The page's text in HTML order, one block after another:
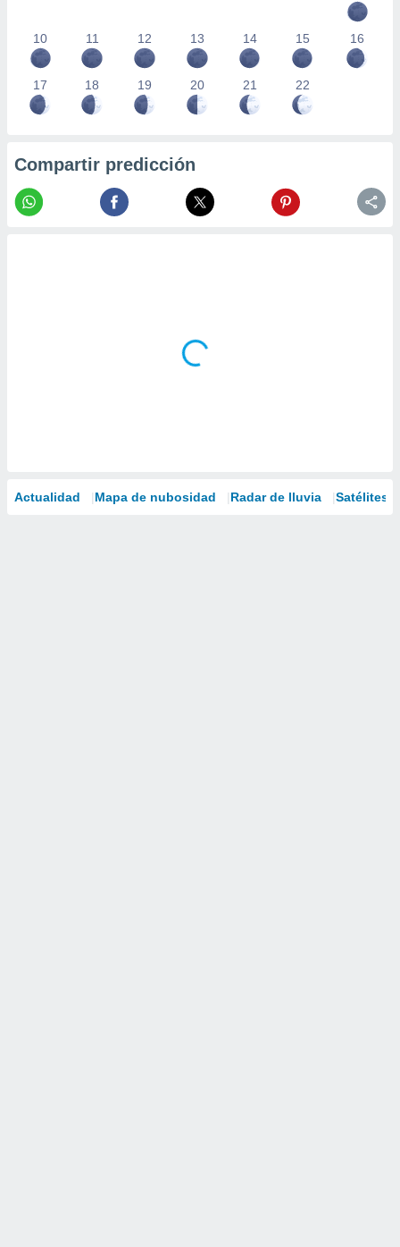
10 11 12 13 14 15 16
17 18 19 20 21 22
Compartir predicción
Actualidad Mapa de nubosidad Radar de lluvia Satélites